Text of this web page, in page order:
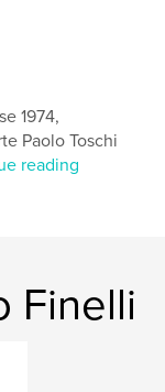
life
1974,
Paolo Toschi
reading
Finelli